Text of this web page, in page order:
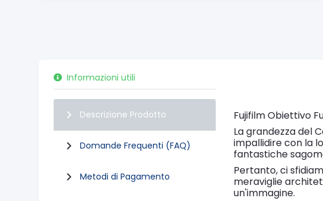
Informazioni utili
Descrizione Prodotto
Domande Frequenti (FAQ)
Metodi di Pagamento
Fujifilm Obiettivo
La grandezza del
impallidire con la
fantastiche
Pertanto, ci
meraviglie
un'immagine.